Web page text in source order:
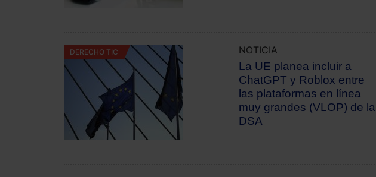
DERECHO TIC NOTICIA
La UE planea incluir a
ChatGPT y Roblox entre
las plataformas en línea
muy grandes (VLOP) de la
DSA